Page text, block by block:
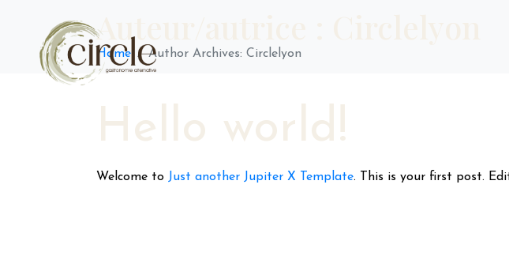
Auteur/autrice :
Home Author Archives: Circlelyon
Hello world!
Welcome to Just another Jupiter X Template. This is your first post.